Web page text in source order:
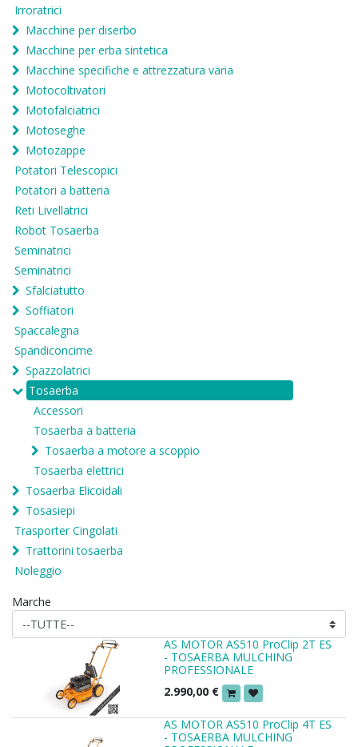
Irroratrici
Macchine per diserbo
Macchine per erba sintetica
Macchine specifiche e attrezzatura varia
Motocoltivatori
Motofalciatrici
Motoseghe
Motozappe
Potatori Telescopici
Potatori a batteria
Reti Livellatrici
Robot Tosaerba
Seminatrici
Seminatrici
Sfalciatutto
Soffiatori
Spaccalegna
Spandiconcime
Spazzolatrici
Tosaerba
Accessori
Tosaerba a batteria
Tosaerba a motore a scoppio
Tosaerba elettrici
Tosaerba Elicoidali
Tosasiepi
Trasporter Cingolati
Trattorini tosaerba
Noleggio
Marche
AS MOTOR AS510 ProClip 2T ES
- TOSAERBA MULCHING
PROFESSIONALE
2.990,00 €
AS MOTOR AS510 ProClip 4T ES
- TOSAERBA MULCHING